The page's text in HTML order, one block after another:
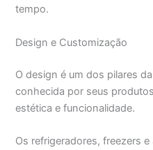
tempo.
Design e Customização
O design é um dos pilares
conhecida por seus
estética e funcionalidade.
Os refrigeradores, freezers